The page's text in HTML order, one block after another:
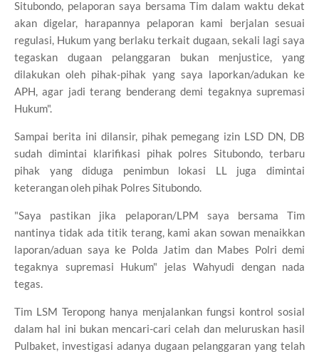
Situbondo, pelaporan saya bersama Tim dalam waktu dekat
akan digelar, harapannya pelaporan kami berjalan sesuai
regulasi, Hukum yang berlaku terkait dugaan, sekali lagi saya
tegaskan dugaan pelanggaran bukan menjustice, yang
dilakukan oleh pihak-pihak yang saya laporkan/adukan ke
APH, agar jadi terang benderang demi tegaknya supremasi
Hukum".
Sampai berita ini dilansir, pihak pemegang izin LSD DN, DB
sudah dimintai klarifikasi pihak polres Situbondo, terbaru
pihak yang diduga penimbun lokasi LL juga dimintai
keterangan oleh pihak Polres Situbondo.
"Saya pastikan jika pelaporan/LPM saya bersama Tim
nantinya tidak ada titik terang, kami akan sowan menaikkan
laporan/aduan saya ke Polda Jatim dan Mabes Polri demi
tegaknya supremasi Hukum" jelas Wahyudi dengan nada
tegas.
Tim LSM Teropong hanya menjalankan fungsi kontrol sosial
dalam hal ini bukan mencari-cari celah dan meluruskan hasil
Pulbaket, investigasi adanya dugaan pelanggaran yang telah